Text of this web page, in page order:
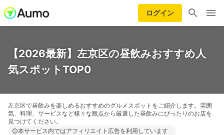
ログイン
【2026最新】左京区の昼飲みおすすめ人
気スポットTOP0
左京区で昼飲みを楽しめるおすすめのグルメスポットをご紹介します。雰囲
気、料理、サービスなど様々な観点から厳選した昼飲みにぴったりのお店を
見つけてください。
本サービス内ではアフィリエイト広告を利用しています